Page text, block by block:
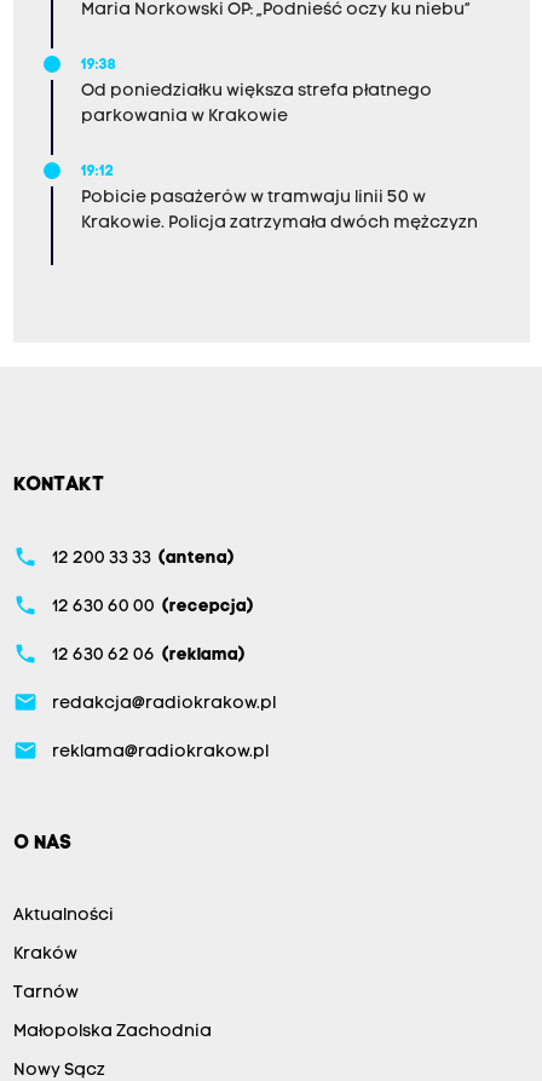
Maria Norkowski OP: „Podnieść oczy ku niebu”
19:38
Od poniedziałku większa strefa płatnego
parkowania w Krakowie
19:12
Pobicie pasażerów w tramwaju linii 50 w
Krakowie. Policja zatrzymała dwóch mężczyzn
KONTAKT
phone 12 200 33 33 (antena)
phone 12 630 60 00 (recepcja)
phone 12 630 62 06 (reklama)
email redakcja@radiokrakow.pl
email reklama@radiokrakow.pl
O NAS
Aktualności
Kraków
Tarnów
Małopolska Zachodnia
Nowy Sącz